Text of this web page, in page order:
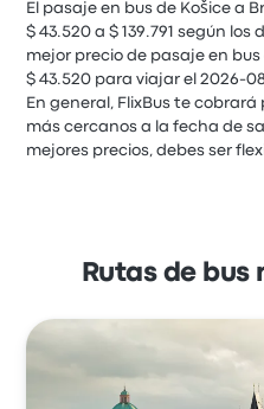
El pasaje en bus de Košice a
$ 43.520 a $ 139.791 según los
mejor precio de pasaje en
$ 43.520 para viajar el 2026-
En general, FlixBus te
más cercanos a la fecha de
mejores precios, debes ser
Rutas de bus